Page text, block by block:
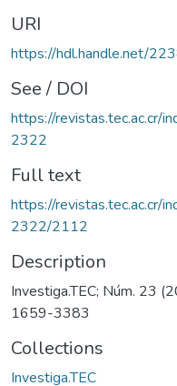
URI
https://hdl.handle.net/
See / DOI
https://revistas.tec.ac.cr/
2322
Full text
https://revistas.tec.ac.cr/
2322/2112
Description
Investiga.TEC; Núm. 23
1659-3383
Collections
Investiga.TEC